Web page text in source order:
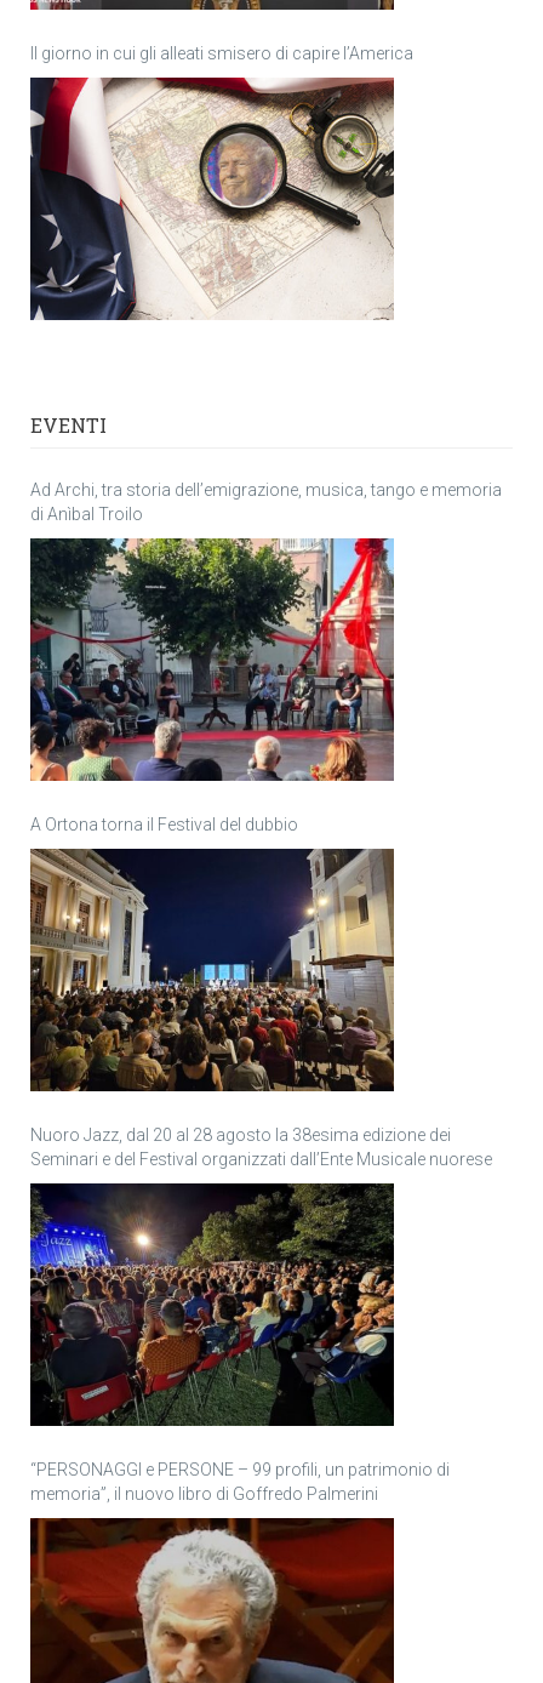
Il giorno in cui gli alleati smisero di capire l’America
EVENTI
Ad Archi, tra storia dell’emigrazione, musica, tango e memoria
di Anìbal Troilo
A Ortona torna il Festival del dubbio
Nuoro Jazz, dal 20 al 28 agosto la 38esima edizione dei
Seminari e del Festival organizzati dall’Ente Musicale nuorese
“PERSONAGGI e PERSONE – 99 profili, un patrimonio di
memoria”, il nuovo libro di Goffredo Palmerini